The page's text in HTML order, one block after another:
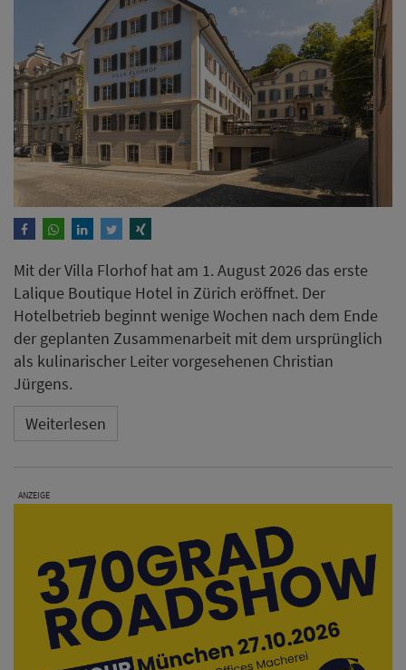
Mit der Villa Florhof hat am 1. August 2026 das erste
Lalique Boutique Hotel in Zürich eröffnet. Der
Hotelbetrieb beginnt wenige Wochen nach dem Ende
der geplanten Zusammenarbeit mit dem ursprünglich
als kulinarischer Leiter vorgesehenen Christian
Jürgens.
Weiterlesen
ANZEIGE